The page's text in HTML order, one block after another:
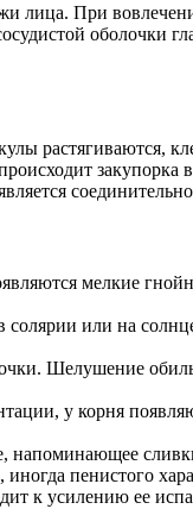
лица. При
оболочки
растягиваются,
закупорка
мелкие
или на
Шелушение
у корня
напоминающее
пенистого
к усилению ее